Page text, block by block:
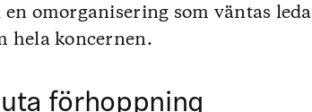
omorganisering som väntas leda
hela koncernen.
förhoppning